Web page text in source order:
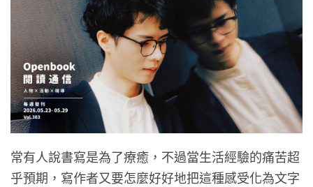
常有人說書寫是為了療癒，不過當生活經驗的痛苦超
乎預期，寫作者又要怎麼好好地把這種感受化為文字